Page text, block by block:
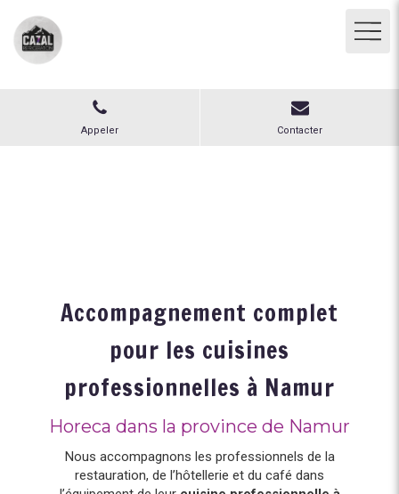
Appeler Contacter
Accompagnement complet
pour les cuisines
professionnelles à Namur
Horeca dans la province de Namur
Nous accompagnons les professionnels de la
restauration, de l’hôtellerie et du café dans